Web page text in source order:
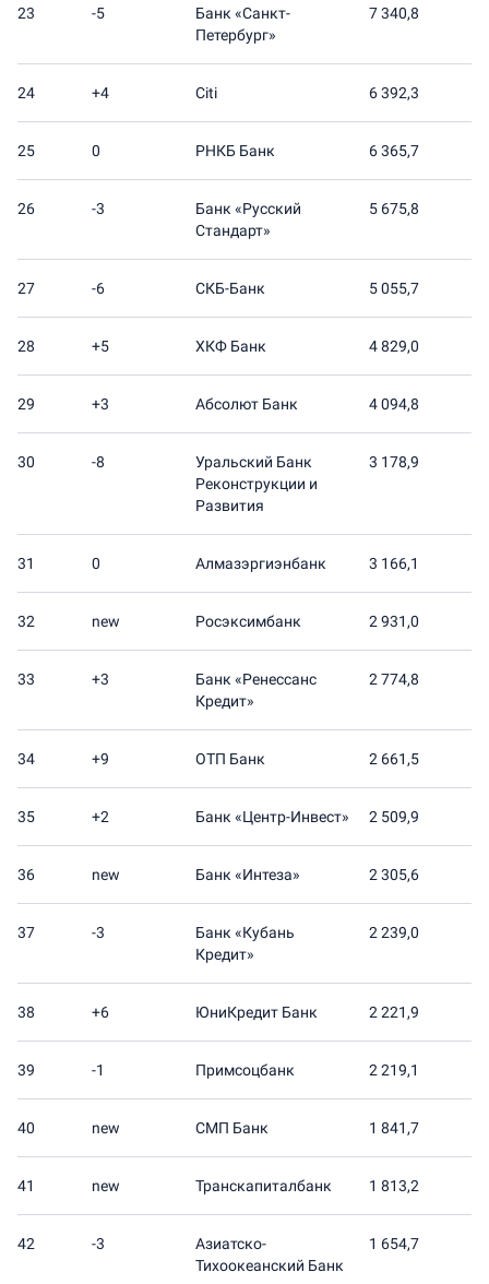
23 -5
Банк «Санкт-
Петербург»
7 340,8
24 +4 Citi 6 392,3
25 0 РНКБ Банк 6 365,7
26 -3
Банк «Русский
Стандарт»
5 675,8
27 -6 СКБ-Банк 5 055,7
28 +5 ХКФ Банк 4 829,0
29 +3 Абсолют Банк 4 094,8
30 -8
Уральский Банк
Реконструкции и
Развития
3 178,9
31 0 Алмазэргиэнбанк 3 166,1
32 new Росэксимбанк 2 931,0
33 +3
Банк «Ренессанс
Кредит»
2 774,8
34 +9 ОТП Банк 2 661,5
35 +2 Банк «Центр-Инвест» 2 509,9
36 new Банк «Интеза» 2 305,6
37 -3
Банк «Кубань
Кредит»
2 239,0
38 +6 ЮниКредит Банк 2 221,9
39 -1 Примсоцбанк 2 219,1
40 new СМП Банк 1 841,7
41 new Транскапиталбанк 1 813,2
42 -3
Азиатско-
Тихоокеанский Банк
1 654,7